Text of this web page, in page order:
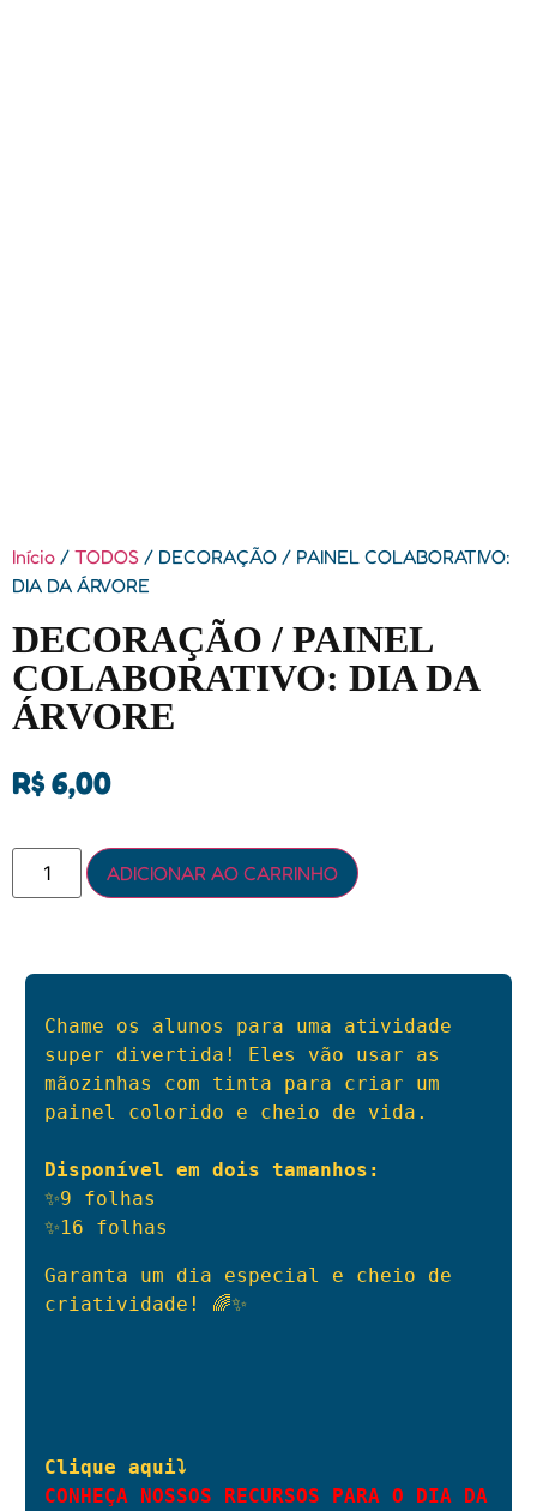
Início / TODOS / DECORAÇÃO / PAINEL COLABORATIVO:
DIA DA ÁRVORE
DECORAÇÃO / PAINEL
COLABORATIVO: DIA DA
ÁRVORE
R$6,00
ADICIONAR AO CARRINHO
Chame os alunos para uma atividade
super divertida! Eles vão usar as
mãozinhas com tinta para criar um
painel colorido e cheio de vida.
Disponível em dois tamanhos:
✨
✨16 folhas
Garanta um dia especial e cheio de
criatividade! 🌈✨
CONHEÇA NOSSOS RECURSOS PARA O DIA DA